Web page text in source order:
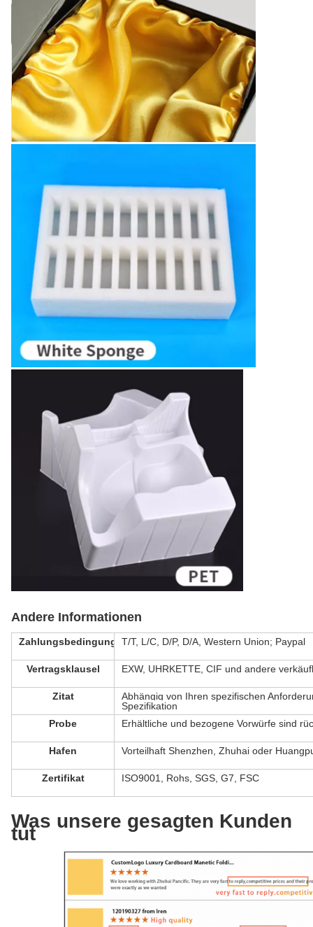
Andere Informationen
Zahlungsbedingung T/T, L/C, D/P, D/A, Western Union; Paypal
Vertragsklausel EXW, UHRKETTE, CIF und andere
Zitat
Abhängig von Ihren spezifischen
Spezifikation
Probe
Erhältliche und bezogene Vorwürfe sind
Hafen Vorteilhaft Shenzhen, Zhuhai oder
Zertifikat ISO9001, Rohs, SGS, G7, FSC
Was unsere gesagten Kunden
tut